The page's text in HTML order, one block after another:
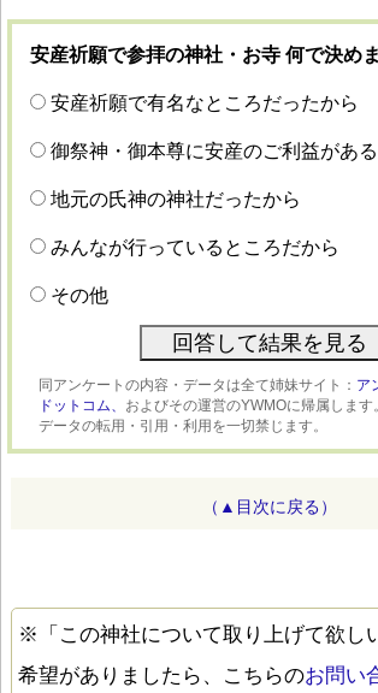
安産祈願で参拝の神社・お寺 何で決め
安産祈願で有名なところだったから
御祭神・御本尊に安産のご利益があ
地元の氏神の神社だったから
みんなが行っているところだから
その他
同アンケートの内容・データは全て姉妹サイト： ア
ドットコム、 およびその運営のYWMOに帰属します
データの転用・引用・利用を一切禁じます。
（▲目次に戻る）
※「この神社について取り上げて欲し
希望がありましたら、こちらのお問い